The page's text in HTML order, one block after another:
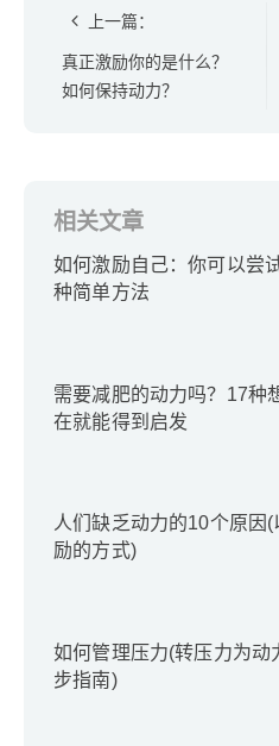
上一篇：
真正激励你的是什么？
如何保持动力？
相关文章
如何激励自己：你可以尝
种简单方法
需要减肥的动力吗？17种
在就能得到启发
人们缺乏动力的10个原因(
励的方式)
如何管理压力(转压力为动
步指南)